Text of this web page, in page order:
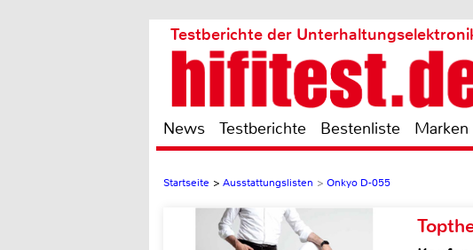
Testberichte der
News Testberichte Bestenliste Marken
Startseite > Ausstattungslisten > Onkyo D-055